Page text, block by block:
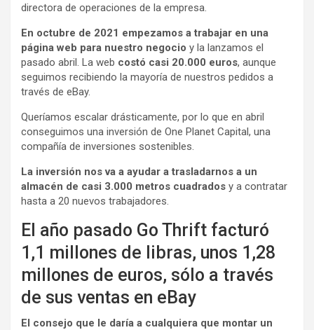
directora de operaciones de la empresa.
En octubre de 2021 empezamos a trabajar en una
página web para nuestro negocio y la lanzamos el
pasado abril. La web costó casi 20.000 euros, aunque
seguimos recibiendo la mayoría de nuestros pedidos a
través de eBay.
Queríamos escalar drásticamente, por lo que en abril
conseguimos una inversión de One Planet Capital, una
compañía de inversiones sostenibles.
La inversión nos va a ayudar a trasladarnos a un
almacén de casi 3.000 metros cuadrados y a contratar
hasta a 20 nuevos trabajadores.
El año pasado Go Thrift facturó
1,1 millones de libras, unos 1,28
millones de euros, sólo a través
de sus ventas en eBay
El consejo que le daría a cualquiera que montar un